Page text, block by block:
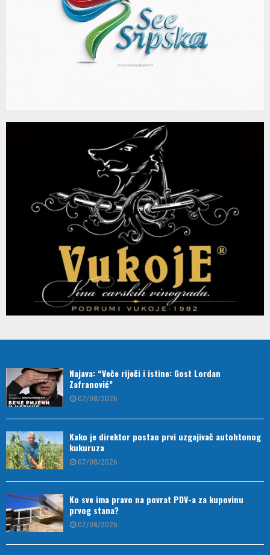
Najava: “Veče riječi i istine: Gost Lordan
Zafranović”
07/08/2026
Kako je direktor postao prvi uzgajivač autohtonog
kukuruza
07/08/2026
Ko sve ima pravo na povrat PDV-a za kupovinu
prvog stana?
07/08/2026